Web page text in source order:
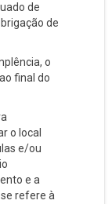
de
de
o
final do
o local
e/ou
e a
refere à